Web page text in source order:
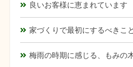
良いお客様に恵まれています
家づくりで最初にするべきこと
梅雨の時期に感じる、もみの